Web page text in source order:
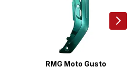
RMG Moto Gusto